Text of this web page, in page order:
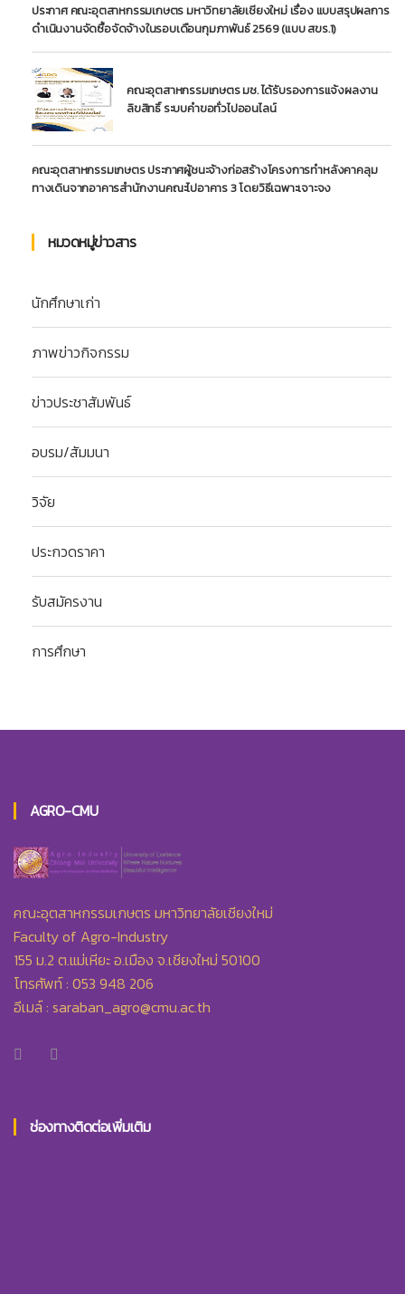
ประกาศ คณะอุตสาหกรรมเกษตร มหาวิทยาลัยเชียงใหม่ เรื่อง แบบสรุปผลการ
ดำเนินงานจัดซื้อจัดจ้างในรอบเดือนกุมภาพันธ์ 2569 (แบบ สขร.1)
คณะอุตสาหกรรมเกษตร มช. ได้รับรองการแจ้งผลงาน
ลิขสิทธิ์ ระบบคำขอทั่วไปออนไลน์
คณะอุตสาหกรรมเกษตร ประกาศผู้ชนะจ้างก่อสร้างโครงการทำหลังคาคลุม
ทางเดินจากอาคารสำนักงานคณะไปอาคาร 3 โดยวิธีเฉพาะเจาะจง
หมวดหมู่ข่าวสาร
นักศึกษาเก่า
ภาพข่าวกิจกรรม
ข่าวประชาสัมพันธ์
อบรม/สัมมนา
วิจัย
ประกวดราคา
รับสมัครงาน
การศึกษา
AGRO-CMU
คณะอุตสาหกรรมเกษตร มหาวิทยาลัยเชียงใหม่
Faculty of Agro-Industry
155 ม.2 ต.แม่เหียะ อ.เมือง จ.เชียงใหม่ 50100
โทรศัพท์ : 053 948 206
อีเมล์ : saraban_agro@cmu.ac.th
ช่องทางติดต่อเพิ่มเติม